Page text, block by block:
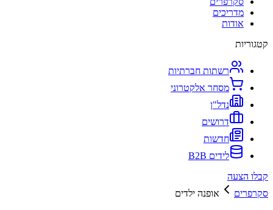
מדריכים
אודות
קטגוריות
רשתות חברתיות
מסחר אלקטרוני
נדל"ן
דרושים
חדשות
לידים B2B
קבלו הצעה
סקרפרים
אופנה ילדים